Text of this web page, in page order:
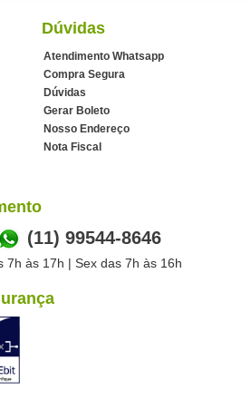
Dúvidas
Atendimento Whatsapp
Compra Segura
Dúvidas
Gerar Boleto
Nosso Endereço
Nota Fiscal
(11) 99544-8646
7h às 17h | Sex das 7h às 16h